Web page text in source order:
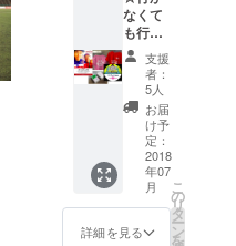
■猫ひろし
1977年8月8
日生まれ。
40才。
■2012年別府
大分毎日マ
ラソンで2時
を記録しカ
なくて
も行っ
たつも
りにな
る?!
“ホリエ
モン祭
in カン
ボジア
の全て”
☆ ①ホ
リエモ
支援
者：
5人
お届
け予
定：
2018
年07
月
詳細を見る
こ
の
リ
タ
ー
ン
を